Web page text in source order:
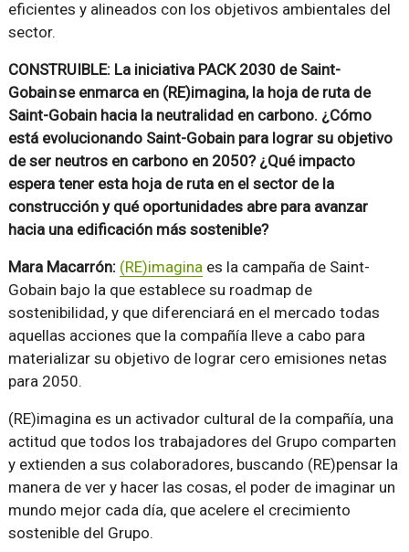
eficientes y alineados con los objetivos ambientales del
sector.
CONSTRUIBLE: La iniciativa PACK 2030 de Saint-
Gobain se enmarca en (RE)imagina, la hoja de ruta de
Saint-Gobain hacia la neutralidad en carbono. ¿Cómo
está evolucionando Saint-Gobain para lograr su objetivo
de ser neutros en carbono en 2050? ¿Qué impacto
espera tener esta hoja de ruta en el sector de la
construcción y qué oportunidades abre para avanzar
hacia una edificación más sostenible?
Mara Macarrón: (RE)imaginaes la campaña de Saint-
Gobain bajo la que establece su roadmap de
sostenibilidad, y que diferenciará en el mercado todas
aquellas acciones que la compañía lleve a cabo para
materializar su objetivo de lograr cero emisiones netas
para 2050.
(RE)imagina es un activador cultural de la compañía, una
actitud que todos los trabajadores del Grupo comparten
y extienden a sus colaboradores, buscando (RE)pensar la
manera de ver y hacer las cosas, el poder de imaginar un
mundo mejor cada día, que acelere el crecimiento
sostenible del Grupo.